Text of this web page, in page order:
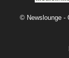
© Newslounge -